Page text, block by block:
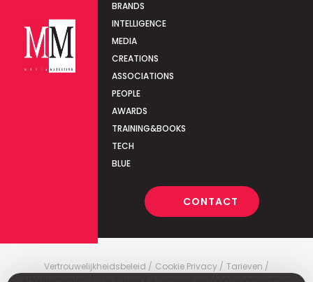
BRANDS
INTELLIGENCE
MEDIA
CREATIONS
ASSOCIATIONS
PEOPLE
AWARDS
TRAINING&BOOKS
TECH
BLUE
CONTACT
Vertrouwelijkheidsbeleid Cookie Privacy
Tarieven